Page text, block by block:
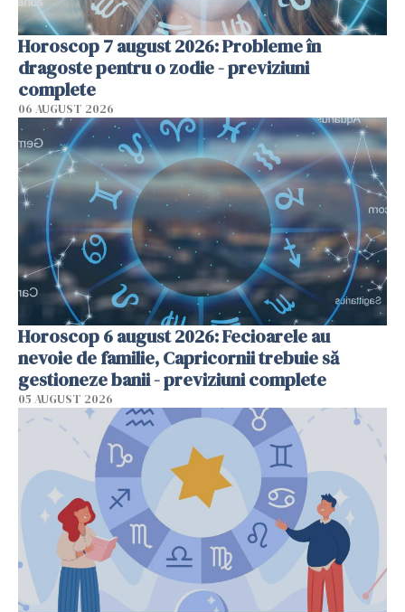
Horoscop 7 august 2026: Probleme în
dragoste pentru o zodie - previziuni
complete
06 AUGUST 2026
Horoscop 6 august 2026: Fecioarele au
nevoie de familie, Capricornii trebuie să
gestioneze banii - previziuni complete
05 AUGUST 2026